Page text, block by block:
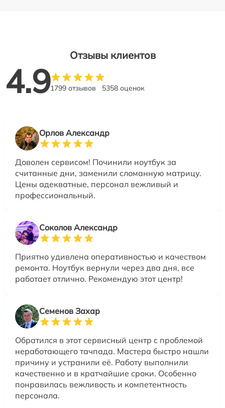
Отзывы клиентов
4.91799 отзывов 5358 оценок
Орлов Александр
Доволен сервисом! Починили ноутбук за
считанные дни, заменили сломанную матрицу.
Цены адекватные, персонал вежливый и
профессиональный.
Соколов Александр
Приятно удивлена оперативностью и качеством
ремонта. Ноутбук вернули через два дня, все
работает отлично. Рекомендую этот центр!
Семенов Захар
Обратился в этот сервисный центр с проблемой
неработающего тачпада. Мастера быстро нашли
причину и устранили её. Работу выполнили
качественно и в кратчайшие сроки. Особенно
понравилась вежливость и компетентность
персонала.